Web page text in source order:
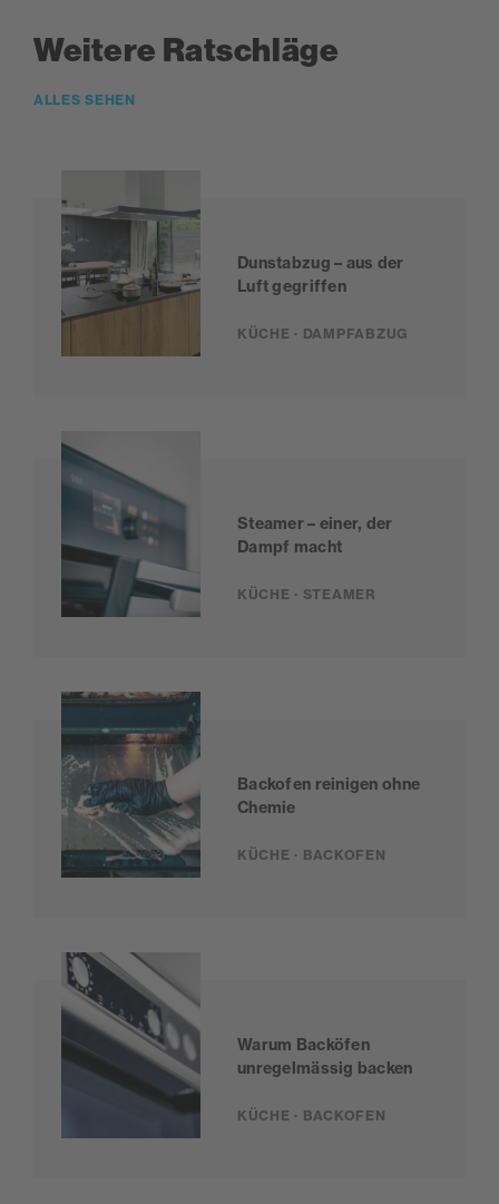
Weitere Ratschläge
ALLES SEHEN
Dunstabzug – aus der
Luft gegriffen
KÜCHE · DAMPFABZUG
Steamer – einer, der
Dampf macht
KÜCHE · STEAMER
Backofen reinigen ohne
Chemie
KÜCHE · BACKOFEN
Warum Backöfen
unregelmässig backen
KÜCHE · BACKOFEN